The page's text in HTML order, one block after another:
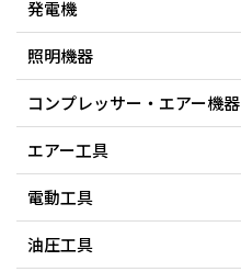
発電機
照明機器
コンプレッサー・エアー機器
エアー工具
電動工具
油圧工具